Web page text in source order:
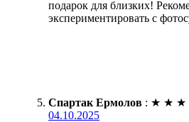
подарок для близких!
экспериментировать с
Спартак Ермолов : ★ ★ ★
04.10.2025